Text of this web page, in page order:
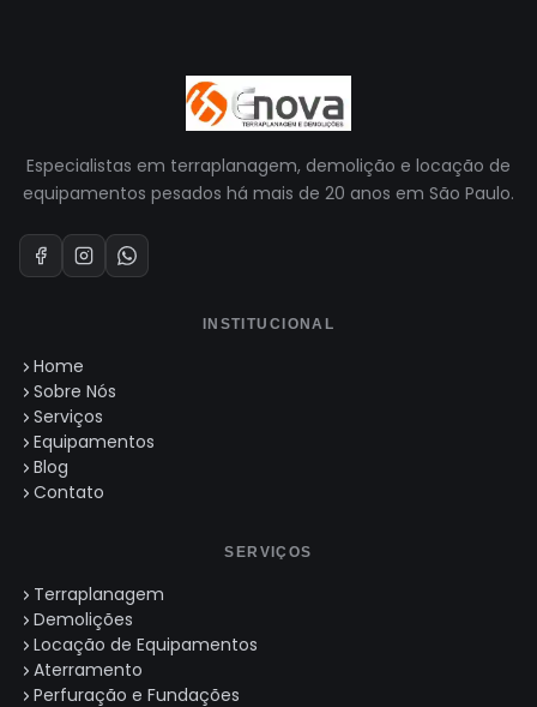
Especialistas em terraplanagem, demolição e locação de
equipamentos pesados há mais de 20 anos em São Paulo.
INSTITUCIONAL
Home
Sobre Nós
Serviços
Equipamentos
Blog
Contato
SERVIÇOS
Terraplanagem
Demolições
Locação de Equipamentos
Aterramento
Perfuração e Fundações